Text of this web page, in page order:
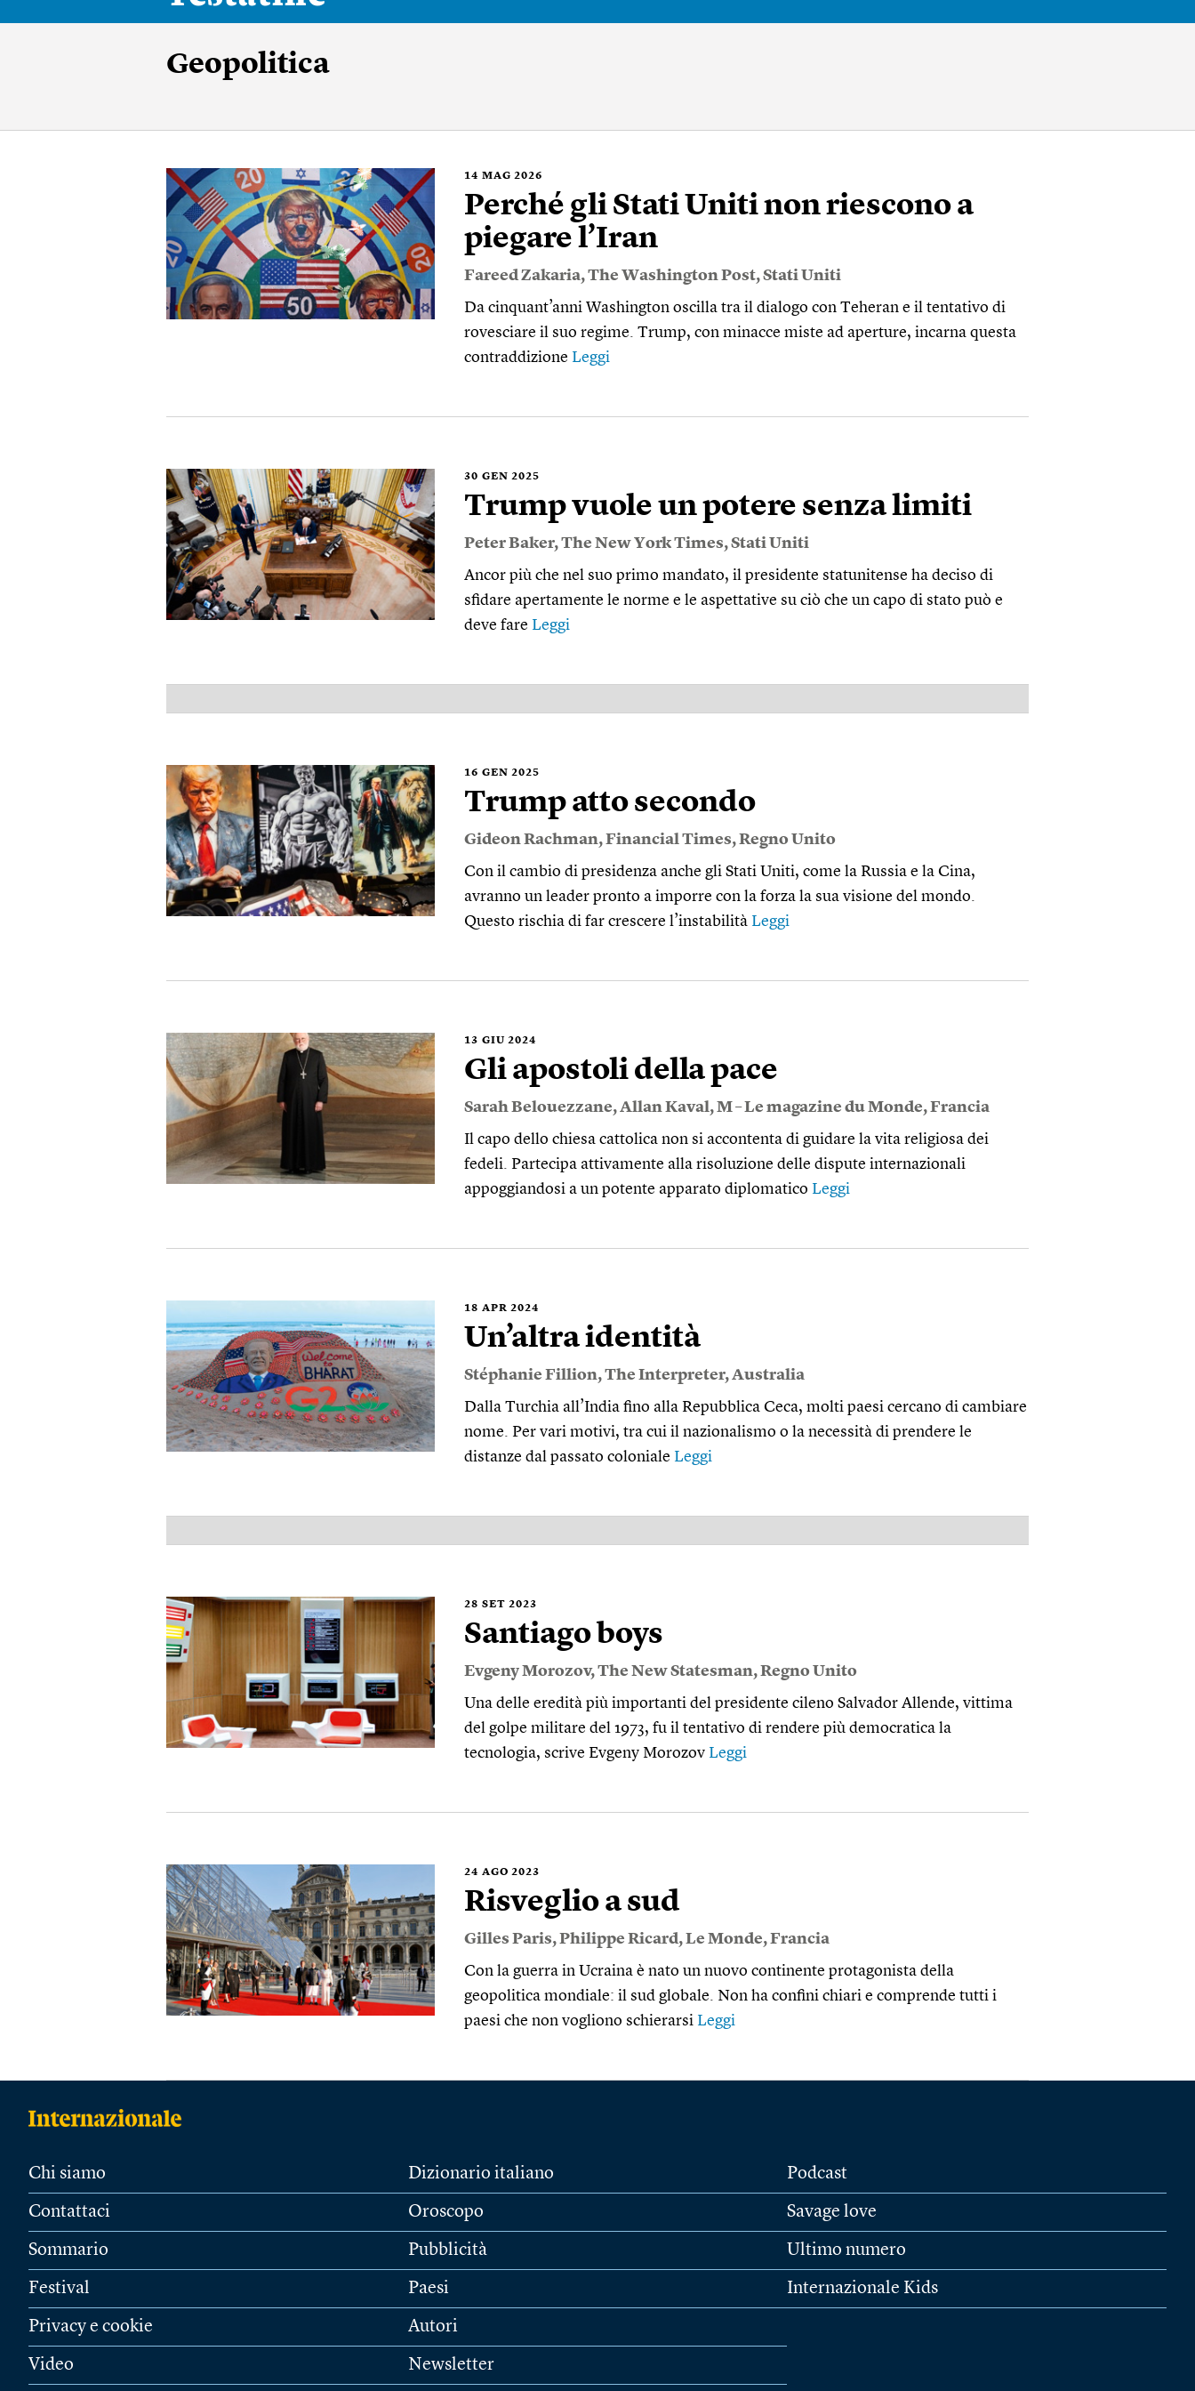
Geopolitica
14 MAG 2026
Perché gli Stati Uniti non riescono a
piegare l’Iran
Fareed Zakaria,The Washington Post,Stati Uniti
Da cinquant’anni Washington oscilla tra il dialogo con Teheran e il tentativo di
rovesciare il suo regime. Trump, con minacce miste ad aperture, incarna questa
contraddizione Leggi
30 GEN 2025
Trump vuole un potere senza limiti
Peter Baker,The New York Times,Stati Uniti
Ancor più che nel suo primo mandato, il presidente statunitense ha deciso di
sfidare apertamente le norme e le aspettative su ciò che un capo di stato può e
deve fare Leggi
16 GEN 2025
Trump atto secondo
Gideon Rachman,Financial Times,Regno Unito
Con il cambio di presidenza anche gli Stati Uniti, come la Russia e la Cina,
avranno un leader pronto a imporre con la forza la sua visione del mondo.
Questo rischia di far crescere l’instabilità Leggi
13 GIU 2024
Gli apostoli della pace
Sarah Belouezzane,Allan Kaval,M – Le magazine du Monde,Francia
Il capo dello chiesa cattolica non si accontenta di guidare la vita religiosa dei
fedeli. Partecipa attivamente alla risoluzione delle dispute internazionali
appoggiandosi a un potente apparato diplomatico Leggi
18 APR 2024
Un’altra identità
Stéphanie Fillion,The Interpreter,Australia
Dalla Turchia all’India fino alla Repubblica Ceca, molti paesi cercano di cambiare
nome. Per vari motivi, tra cui il nazionalismo o la necessità di prendere le
distanze dal passato coloniale Leggi
28 SET 2023
Santiago boys
Evgeny Morozov,The New Statesman,Regno Unito
Una delle eredità più importanti del presidente cileno Salvador Allende, vittima
del golpe militare del 1973, fu il tentativo di rendere più democratica la
tecnologia, scrive Evgeny Morozov Leggi
24 AGO 2023
Risveglio a sud
Gilles Paris,Philippe Ricard,Le Monde,Francia
Con la guerra in Ucraina è nato un nuovo continente protagonista della
geopolitica mondiale: il sud globale. Non ha confini chiari e comprende tutti i
paesi che non vogliono schierarsi Leggi
Chi siamo
Contattaci
Sommario
Festival
Privacy e cookie
Video
Dizionario italiano
Oroscopo
Pubblicità
Paesi
Autori
Newsletter
Podcast
Savage love
Ultimo numero
Internazionale Kids